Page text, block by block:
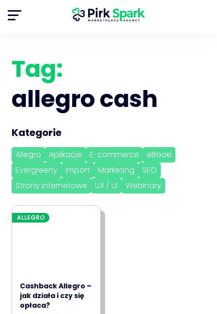
Tag:
allegro cash
Kategorie
Allegro Aplikacje E-commerce
eBooki
Evergreeny
Import Marketing
SEO
Strony internetowe
UX / UI Webinary
Cashback Allegro –
jak działa i czy się
opłaca?
ALLEGRO